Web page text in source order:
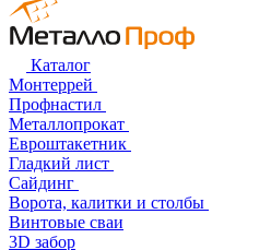
Каталог
Монтеррей
Профнастил
Металлопрокат
Евроштакетник
Гладкий лист
Сайдинг
Ворота, калитки и столбы
Винтовые сваи
3D забор